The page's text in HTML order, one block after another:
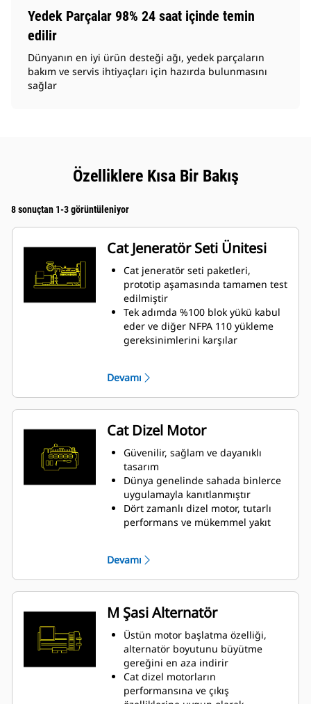
Yedek Parçalar 98% 24 saat içinde temin
edilir
Dünyanın en iyi ürün desteği ağı, yedek parçaların
bakım ve servis ihtiyaçları için hazırda bulunmasını
sağlar
Özelliklere Kısa Bir Bakış
8 sonuçtan 1-3 görüntüleniyor
Cat Jeneratör Seti Ünitesi
Cat jeneratör seti paketleri,
prototip aşamasında tamamen test
edilmiştir
Tek adımda %100 blok yükü kabul
eder ve diğer NFPA 110 yükleme
gereksinimlerini karşılar
Devamı
Cat Dizel Motor
Güvenilir, sağlam ve dayanıklı
tasarım
Dünya genelinde sahada binlerce
uygulamayla kanıtlanmıştır
Dört zamanlı dizel motor, tutarlı
performans ve mükemmel yakıt
Devamı
M Şasi Alternatör
Üstün motor başlatma özelliği,
alternatör boyutunu büyütme
gereğini en aza indirir
Cat dizel motorların
performansına ve çıkış